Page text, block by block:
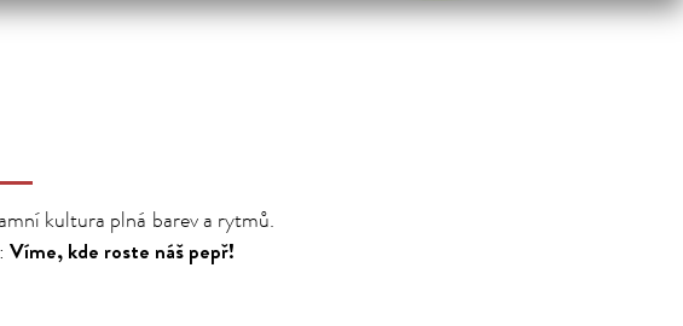
kultura plná barev a rytmů.
Víme, kde roste náš pepř!